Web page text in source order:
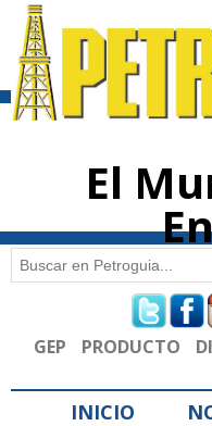
El
Formulario
Buscar
GEP PRODUCTO
INICIO